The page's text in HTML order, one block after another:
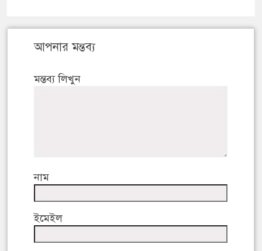
আপনার মন্তব্য
মন্তব্য লিখুন
নাম
ইমেইল